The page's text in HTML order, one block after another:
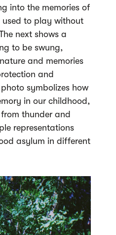
into the memories of
used to play without
next shows a
to be swung,
and memories
and
symbolizes how
in our childhood,
thunder and
representations
asylum in different